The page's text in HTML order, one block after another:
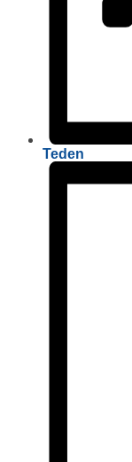
Teden